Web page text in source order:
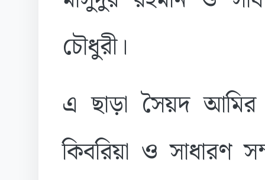
চৌধুরী।
এ ছাড়া সৈয়দ
কিবরিয়া ও সাধারণ